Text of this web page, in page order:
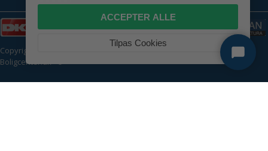
Copyright © 2026 | CVR: DK41222093 | Alle rettigheder forbeholdes |
Boligcenter.dk 🍪
ACCEPTER ALLE
Tilpas Cookies